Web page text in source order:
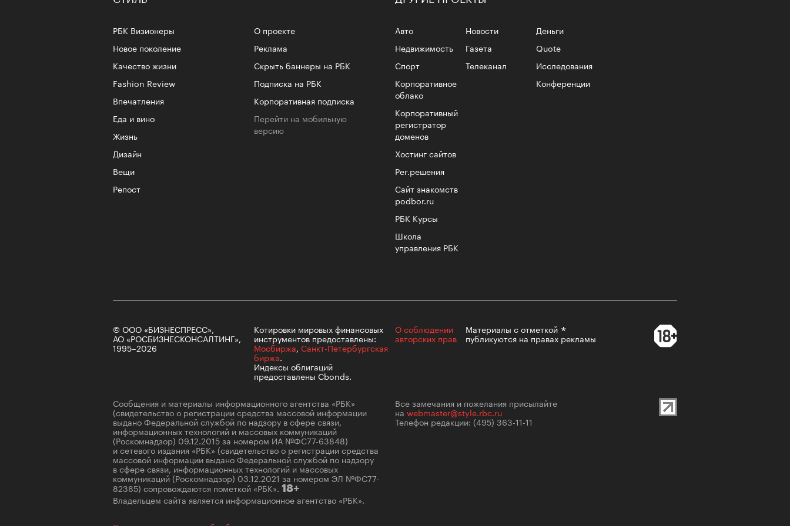
4 коллаборации, которые нельзя
пропустить
100 лучших российских брендов
косметики. Топ «РБК Стиль» — 2026
РБК Визионеры
Новое поколение
Качество жизни
Fashion Review
Впечатления
Еда и вино
Жизнь
Дизайн
Вещи
Репост
О проекте
Реклама
Скрыть баннеры на РБК
Подписка на РБК
Корпоративная подписка
Перейти на мобильную
версию
Авто
Недвижимость
Спорт
Корпоративное
облако
Корпоративный
регистратор
доменов
Хостинг сайтов
Рег.решения
Сайт знакомств
podbor.ru
РБК Курсы
Школа
управления РБК
Новости
Газета
Телеканал
Деньги
Quote
Исследования
Конференции
© ООО «БИЗНЕСПРЕСС»,
АО «РОСБИЗНЕСКОНСАЛТИНГ»,
1995–2026
Котировки мировых финансовых
инструментов предоставлены:
Мосбиржа, Санкт-Петербургская
биржа.
Индексы облигаций
предоставлены Cbonds.
О соблюдении
авторских прав
Материалы сотметкой
публикуются на правах рекламы
Сообщения и материалы информационного агентства «РБК»
(свидетельство о регистрации средства массовой информации
выдано Федеральной службой по надзору в сфере связи,
информационных технологий и массовых коммуникаций
(Роскомнадзор) 09.12.2015 за номером ИА №ФС77-63848)
и сетевого издания «РБК» (свидетельство о регистрации средства
массовой информации выдано Федеральной службой по надзору
в сфере связи, информационных технологий и массовых
коммуникаций (Роскомнадзор) 03.12.2021 за номером ЭЛ №ФС77-
82385) сопровождаются пометкой «РБК». 18+
Владельцем сайта является информационное агентство «РБК».
Все замечания и пожелания присылайте
на webmaster@style.rbc.ru
Телефон редакции: (495) 363-11-11